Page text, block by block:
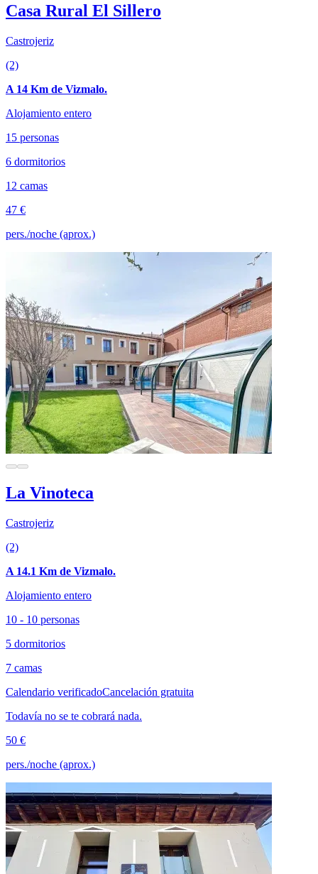
Casa Rural El Sillero
Castrojeriz
(2)
A 14 Km de Vizmalo.
Alojamiento entero
15 personas
6 dormitorios
12 camas
47 €
pers./noche (aprox.)
La Vinoteca
Castrojeriz
(2)
A 14.1 Km de Vizmalo.
Alojamiento entero
10 - 10 personas
5 dormitorios
7 camas
Calendario verificadoCancelación gratuita
Todavía no se te cobrará nada.
50 €
pers./noche (aprox.)